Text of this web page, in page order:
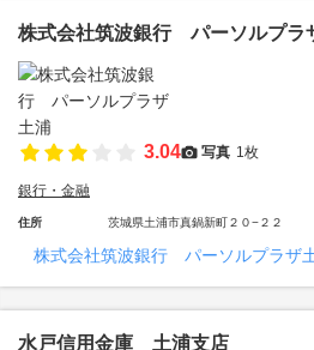
株式会社筑波銀行 パーソルプラ
3.04 写真 1枚
銀行・金融
住所 茨城県土浦市真鍋新町２０−２２
株式会社筑波銀行 パーソルプラザ
水戸信用金庫 土浦支店